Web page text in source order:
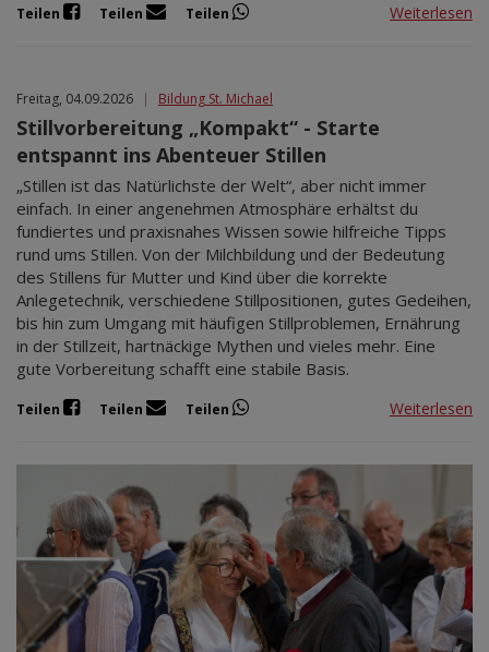
Teilen Teilen Teilen Weiterlesen
Freitag, 04.09.2026 | Bildung St. Michael
Stillvorbereitung „Kompakt“ - Starte
entspannt ins Abenteuer Stillen
„Stillen ist das Natürlichste der Welt“, aber nicht immer
einfach. In einer angenehmen Atmosphäre erhältst du
fundiertes und praxisnahes Wissen sowie hilfreiche Tipps
rund ums Stillen. Von der Milchbildung und der Bedeutung
des Stillens für Mutter und Kind über die korrekte
Anlegetechnik, verschiedene Stillpositionen, gutes Gedeihen,
bis hin zum Umgang mit häufigen Stillproblemen, Ernährung
in der Stillzeit, hartnäckige Mythen und vieles mehr. Eine
gute Vorbereitung schafft eine stabile Basis.
Teilen Teilen Teilen Weiterlesen